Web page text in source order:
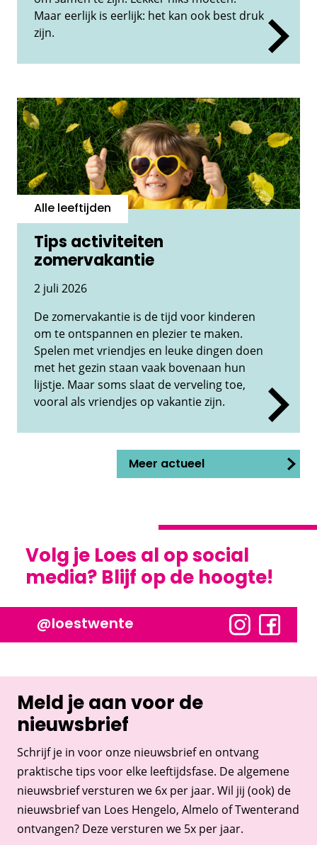
Maar eerlijk is eerlijk: het kan ook best druk
zijn.
Tips activiteiten
zomervakantie
Alle leeftijden
2 juli 2026
De zomervakantie is de tijd voor kinderen
om te ontspannen en plezier te maken.
Spelen met vriendjes en leuke dingen doen
met het gezin staan vaak bovenaan hun
lijstje. Maar soms slaat de verveling toe,
vooral als vriendjes op vakantie zijn.
Meer actueel
Volg je Loes al op social
media? Blijf op de hoogte!
@loestwente
Meld je aan voor de
nieuwsbrief
Schrijf je in voor onze nieuwsbrief en ontvang
praktische tips voor elke leeftijdsfase. De algemene
nieuwsbrief versturen we 6x per jaar. Wil jij (ook) de
nieuwsbrief van Loes Hengelo, Almelo of Twenterand
ontvangen? Deze versturen we 5x per jaar.